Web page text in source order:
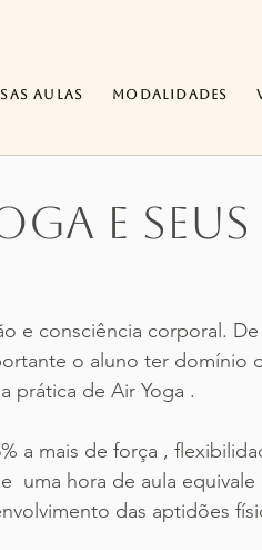
aulas Modalidades
e seus
e consciência corporal. De
o aluno ter domínio
prática de Air Yoga .
a mais de força ,
uma hora de aula equivale
das aptidões